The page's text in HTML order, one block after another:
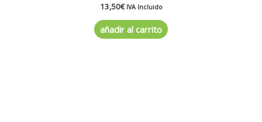
Valorado
en
0
de
5
13,50€ IVA Incluido
añadir al carrito